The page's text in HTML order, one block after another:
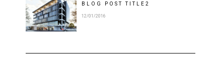
BLOG POSTTITLE2
12/01/2016